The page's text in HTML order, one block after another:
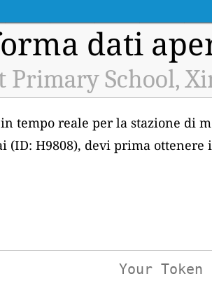
dati
Primary School,
tempo reale per la stazione di
(ID: H9808), devi prima